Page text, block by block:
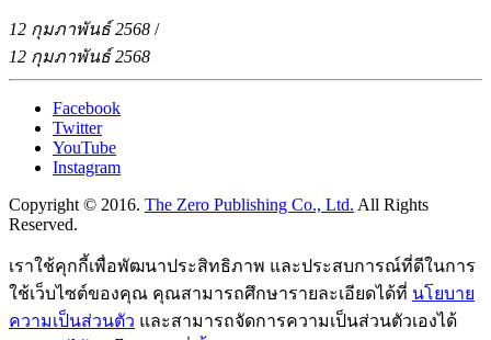
12 กุมภาพันธ์ 2568 /
12 กุมภาพันธ์ 2568
Facebook
Twitter
YouTube
Instagram
Copyright © 2016. The Zero Publishing Co., Ltd. All Rights
Reserved.
เราใช้คุกกี้เพื่อพัฒนาประสิทธิภาพ และประสบการณ์ที่ดีในการ
ใช้เว็บไซต์ของคุณ คุณสามารถศึกษารายละเอียดได้ที่ นโยบาย
ความเป็นส่วนตัว และสามารถจัดการความเป็นส่วนตัวเองได้